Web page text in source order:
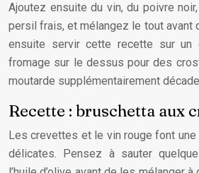
Ajoutez ensuite du vin, du poivre
persil frais, et mélangez le tout avant
ensuite servir cette recette sur un
fromage sur le dessus pour des
moutarde supplémentairement
Recette : bruschetta aux
Les crevettes et le vin rouge font
délicates. Pensez à sauter